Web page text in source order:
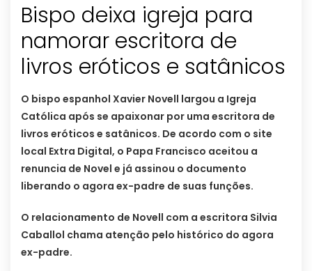
Bispo deixa igreja para
namorar escritora de
livros eróticos e satânicos
O bispo espanhol Xavier Novell largou a Igreja
Católica após se apaixonar por uma escritora de
livros eróticos e satânicos. De acordo com o site
local Extra Digital, o Papa Francisco aceitou a
renuncia de Novel e já assinou o documento
liberando o agora ex-padre de suas funções.
O relacionamento de Novell com a escritora Silvia
Caballol chama atenção pelo histórico do agora
ex-padre.